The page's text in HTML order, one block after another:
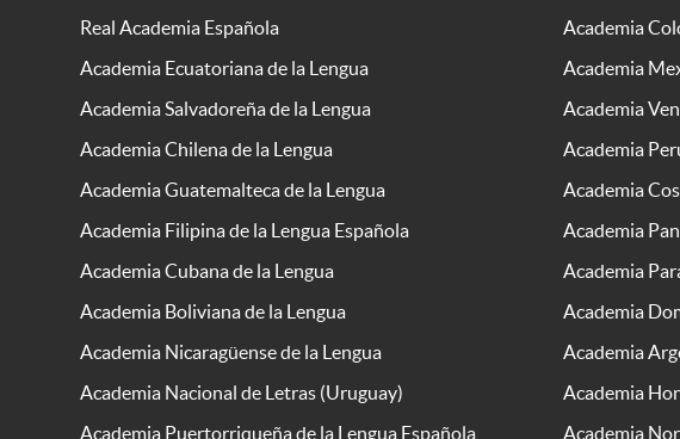
Real Academia Española
Academia
Academia Ecuatoriana de la Lengua
Academia
Academia Salvadoreña de la Lengua
Academia
Academia Chilena de la Lengua
Academia
Academia Guatemalteca de la Lengua
Academia
Academia Filipina de la Lengua Española
Academia
Academia Cubana de la Lengua
Academia
Academia Boliviana de la Lengua
Academia
Academia Nicaragüense de la Lengua
Academia
Academia Nacional de Letras (Uruguay)
Academia
Academia Puertorriqueña de la Lengua Española
Academia